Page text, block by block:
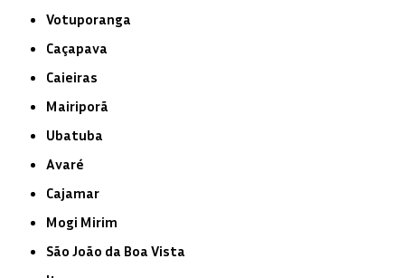
Votuporanga
Caçapava
Caieiras
Mairiporã
Ubatuba
Avaré
Cajamar
Mogi Mirim
São João da Boa Vista